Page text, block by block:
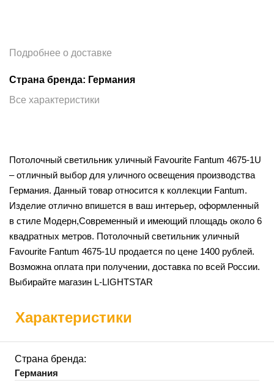
Подробнее о доставке
Страна бренда: Германия
Все характеристики
Потолочный светильник уличный Favourite Fantum 4675-1U
– отличный выбор для уличного освещения производства
Германия. Данный товар относится к коллекции Fantum.
Изделие отлично впишется в ваш интерьер, оформленный
в стиле Модерн,Современный и имеющий площадь около 6
квадратных метров. Потолочный светильник уличный
Favourite Fantum 4675-1U продается по цене 1400 рублей.
Возможна оплата при получении, доставка по всей России.
Выбирайте магазин L-LIGHTSTAR
Характеристики
Страна бренда:
Германия